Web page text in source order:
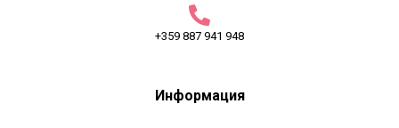
+359 887 941 948
Информация